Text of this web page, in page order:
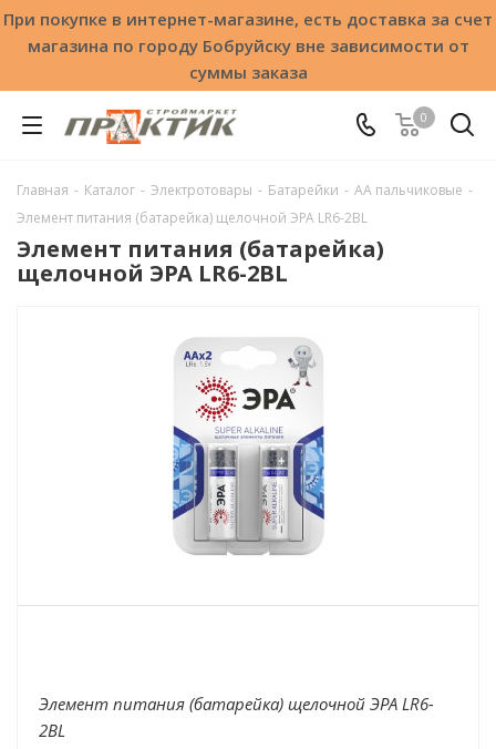
При покупке в интернет-магазине, есть доставка за счет
магазина по городу Бобруйску вне зависимости от
суммы заказа
0
Главная - Каталог - Электротовары - Батарейки - АА пальчиковые -
Элемент питания (батарейка) щелочной ЭРА LR6-2BL
Элемент питания (батарейка)
щелочной ЭРА LR6-2BL
Элемент питания (батарейка) щелочной ЭРА LR6-
2BL